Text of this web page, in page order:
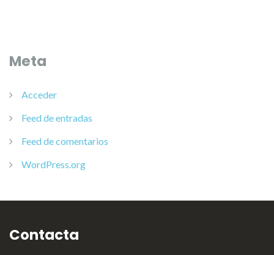
Meta
Acceder
Feed de entradas
Feed de comentarios
WordPress.org
Contacta